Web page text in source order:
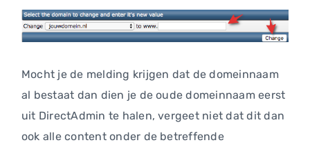
Mocht je de melding krijgen dat de domeinnaam
al bestaat dan dien je de oude domeinnaam eerst
uit DirectAdmin te halen, vergeet niet dat dit dan
ook alle content onder de betreffende